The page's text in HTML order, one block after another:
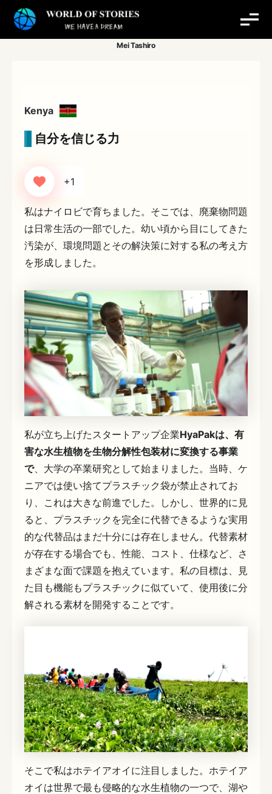
Kenya
自分を信じる力
+1
私はナイロビで育ちました。そこでは、廃棄物問題
は日常生活の一部でした。幼い頃から目にしてきた
汚染が、環境問題とその解決策に対する私の考え方
を形成しました。
私が立ち上げたスタートアップ企業HyaPakは、有
害な水生植物を生物分解性包装材に変換する事業
で、大学の卒業研究として始まりました。当時、ケ
ニアでは使い捨てプラスチック袋が禁止されてお
り、これは大きな前進でした。しかし、世界的に見
ると、プラスチックを完全に代替できるような実用
的な代替品はまだ十分には存在しません。代替素材
が存在する場合でも、性能、コスト、仕様など、さ
まざまな面で課題を抱えています。私の目標は、見
た目も機能もプラスチックに似ていて、使用後に分
解される素材を開発することです。
そこで私はホテイアオイに注目しました。ホテイア
オイは世界で最も侵略的な水生植物の一つで、湖や